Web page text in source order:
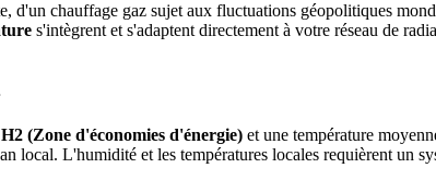
d'un chauffage gaz sujet aux fluctuations géopolitiques
s'intègrent et s'adaptent directement à votre réseau de
(Zone d'économies d'énergie) et une température
local. L'humidité et les températures locales requièrent un